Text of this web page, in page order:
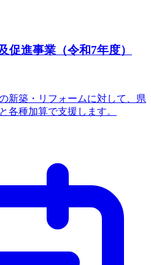
促進事業（令和7年度）
新築・リフォームに対して、県
各種加算で支援します。